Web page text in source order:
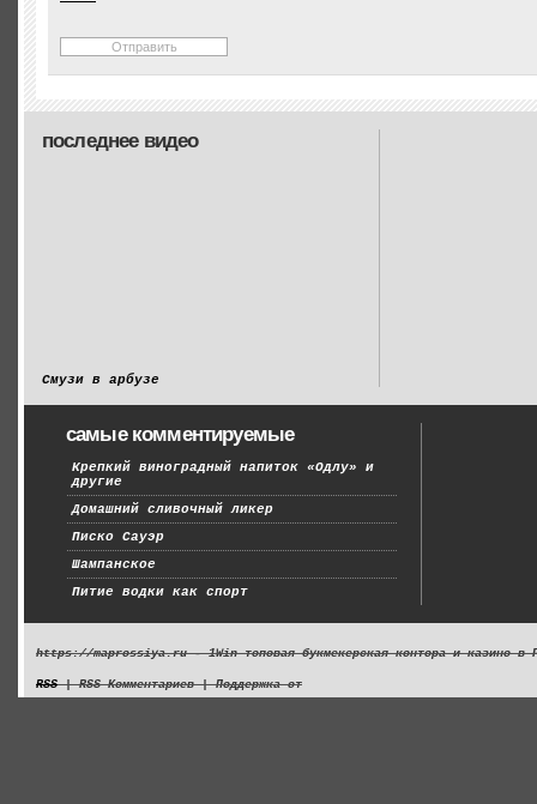
последнее видео
Смузи в арбузе
самые комментируемые
Крепкий виноградный напиток «Одлу» и
другие
Домашний сливочный ликер
Писко Сауэр
Шампанское
Питие водки как спорт
https://maprossiya.ru - 1Win топовая букмекерская контора и казино в
RSS| RSS Комментариев | Поддержка от